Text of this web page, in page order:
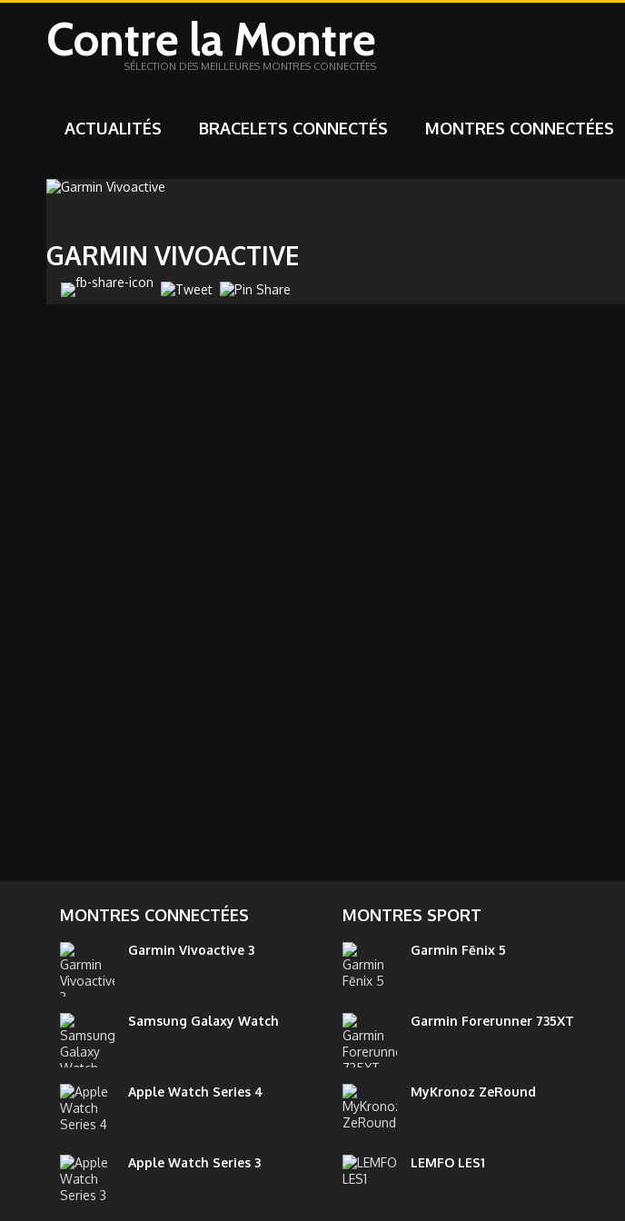
Contre la Montre
SÉLECTION DES MEILLEURES MONTRES CONNECTÉES
ACTUALITÉS BRACELETS CONNECTÉS MONTRES CONNECTÉES
GARMIN VIVOACTIVE
MONTRES CONNECTÉES
Garmin Vivoactive 3
Samsung Galaxy Watch
Apple Watch Series 4
Apple Watch Series 3
MONTRES SPORT
Garmin Fēnix 5
Garmin Forerunner 735XT
MyKronoz ZeRound
LEMFO LES1